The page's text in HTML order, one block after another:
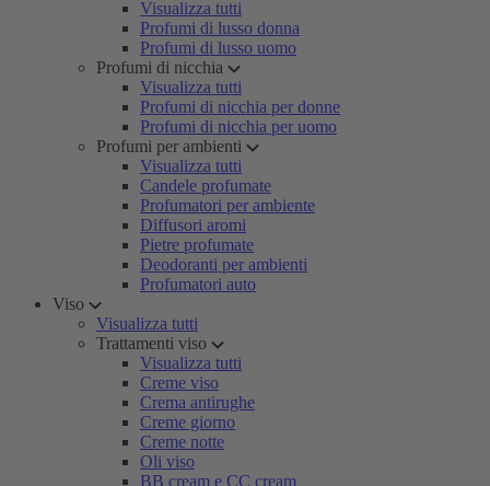
Visualizza tutti
Profumi di lusso donna
Profumi di lusso uomo
Profumi di nicchia
Visualizza tutti
Profumi di nicchia per donne
Profumi di nicchia per uomo
Profumi per ambienti
Visualizza tutti
Candele profumate
Profumatori per ambiente
Diffusori aromi
Pietre profumate
Deodoranti per ambienti
Profumatori auto
Viso
Visualizza tutti
Trattamenti viso
Visualizza tutti
Creme viso
Crema antirughe
Creme giorno
Creme notte
Oli viso
BB cream e CC cream